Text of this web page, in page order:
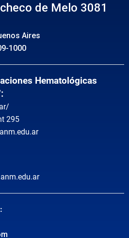
de Melo 3081
Aires
1000
Hematológicas
295